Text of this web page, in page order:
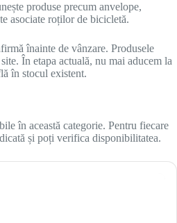
produse precum anvelope,
asociate roților de bicicletă.
înainte de vânzare. Produsele
În etapa actuală, nu mai aducem la
în stocul existent.
în această categorie. Pentru fiecare
și poți verifica disponibilitatea.